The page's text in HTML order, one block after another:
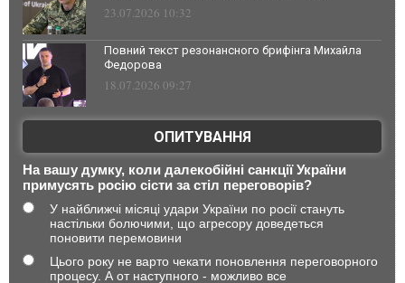
23.07.2026 10:32
Повний текст резонансного брифінга Михайла
Федорова
18.07.2026 09:27
ОПИТУВАННЯ
На вашу думку, коли далекобійні санкції України
примусять росію сісти за стіл переговорів?
У найближчі місяці удари України по росії стануть
настільки болючими, що агресору доведеться
поновити перемовини
Цього року не варто чекати поновлення переговорного
процесу. А от наступного - можливо все